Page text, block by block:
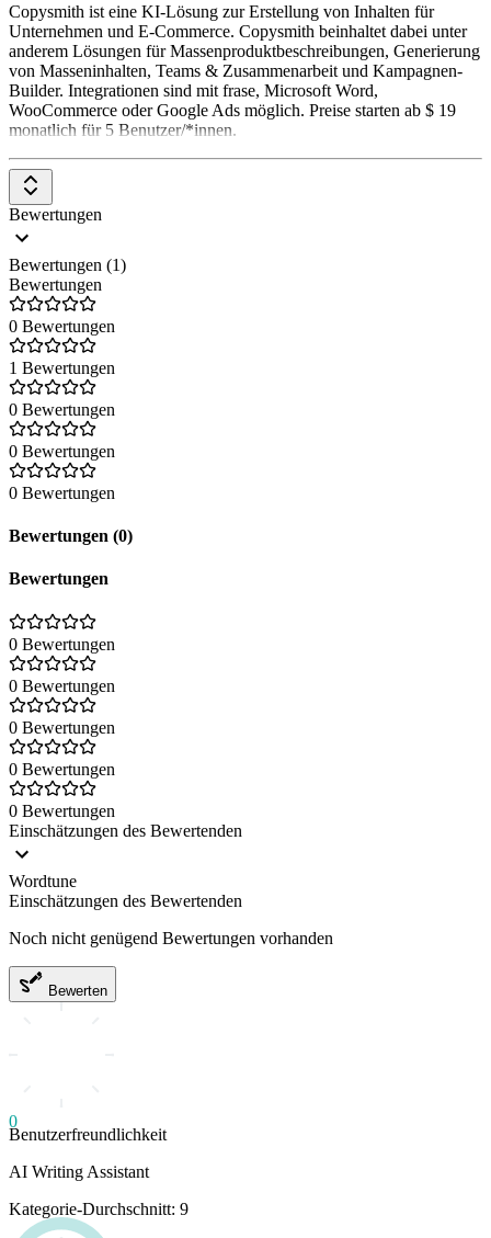
Copysmith ist eine KI-Lösung zur Erstellung von Inhalten für
Unternehmen und E-Commerce. Copysmith beinhaltet dabei unter
anderem Lösungen für Massenproduktbeschreibungen, Generierung
von Masseninhalten, Teams & Zusammenarbeit und Kampagnen-
Builder. Integrationen sind mit frase, Microsoft Word,
WooCommerce oder Google Ads möglich. Preise starten ab $ 19
monatlich für 5 Benutzer/*innen.
Bewertungen
Bewertungen (1)
Bewertungen
0 Bewertungen
1 Bewertungen
0 Bewertungen
0 Bewertungen
0 Bewertungen
Bewertungen (0)
Bewertungen
0 Bewertungen
0 Bewertungen
0 Bewertungen
0 Bewertungen
0 Bewertungen
Einschätzungen des Bewertenden
Wordtune
Einschätzungen des Bewertenden
Noch nicht genügend Bewertungen vorhanden
Bewerten
0
Benutzerfreundlichkeit
AI Writing Assistant
Kategorie-Durchschnitt: 9